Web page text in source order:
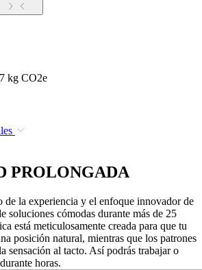
kg CO2e
PROLONGADA
de la experiencia y el enfoque innovador de
soluciones cómodas durante más de 25
está meticulosamente creada para que tu
posición natural, mientras que los patrones
sensación al tacto. Así podrás trabajar o
horas.